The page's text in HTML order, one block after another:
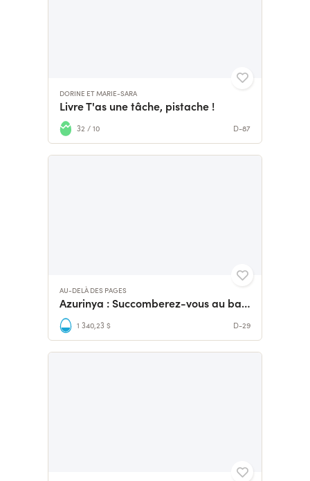
DORINE ET MARIE-SARA
Livre T'as une tâche, pistache !
32 / 10 D-87
AU-DELÀ DES PAGES
Azurinya : Succomberez-vous au baiser du vampire ?
1 340,23 $ D-29